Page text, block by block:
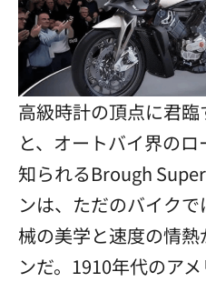
高級時計の頂点に君
と、オートバイ界の
知られるBrough
ンは、ただのバイク
械の美学と速度の情
ンだ。1910年代のア